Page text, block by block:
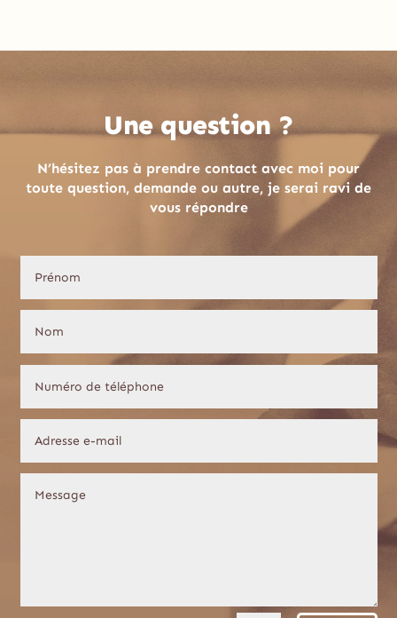
Une question ?
N’hésitez pas à prendre contact avec moi pour
toute question, demande ou autre, je serai ravi de
vous répondre